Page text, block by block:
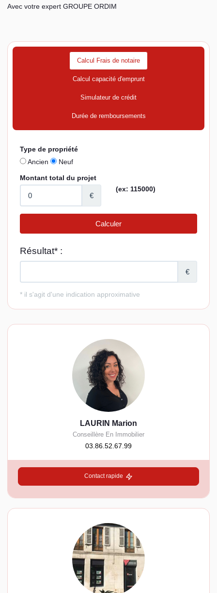
Avec votre expert GROUPE ORDIM
Calcul Frais de notaire
Calcul capacité d'emprunt
Simulateur de crédit
Durée de remboursements
LAURIN Marion
Conseillère En Immobilier
03.86.52.67.99
Contact rapide